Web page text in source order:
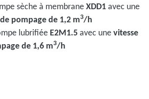
sèche à membraneXDD1avec une
pompage de 1,2 m3/h
lubrifiée E2M1.5avec unevitesse
de 1,6 m3/h